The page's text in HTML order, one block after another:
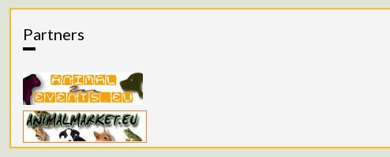
Partners